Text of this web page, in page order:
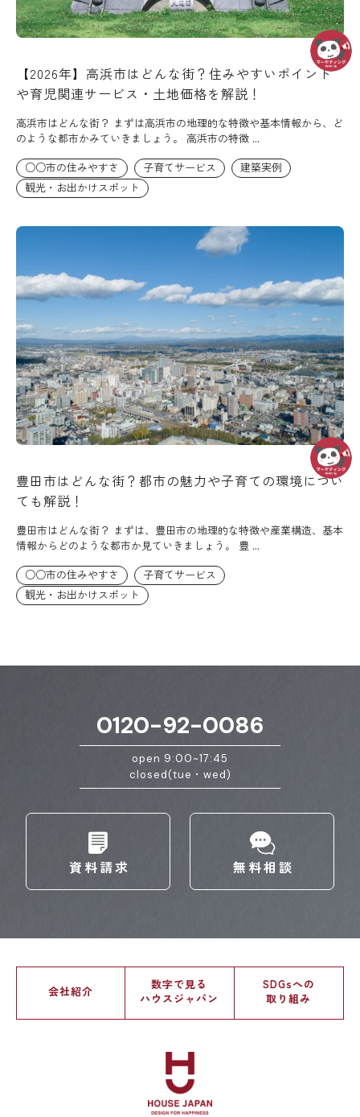
【2026年】高浜市はどんな街？住みやすいポイント
や育児関連サービス・土地価格を解説！
高浜市はどんな街？ まずは高浜市の地理的な特徴や基本情報から、ど
のような都市かみていきましょう。 高浜市の特徴 ...
○○市の住みやすさ
子育てサービス
建築実例
観光・お出かけスポット
豊田市はどんな街？都市の魅力や子育ての環境につい
ても解説！
豊田市はどんな街？ まずは、豊田市の地理的な特徴や産業構造、基本
情報からどのような都市か見ていきましょう。 豊 ...
○○市の住みやすさ
子育てサービス
観光・お出かけスポット
0120-92-0086
open 9:00~17:45
closed(tue・wed)
資料請求 無料相談
会社紹介
数字で見る
ハウスジャパン
SDGsへの
取り組み